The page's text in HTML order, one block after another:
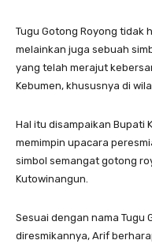
Tugu Gotong Royong tidak
melainkan juga sebuah
yang telah merajut
Kebumen, khususnya di
Hal itu disampaikan Bupati
memimpin upacara
simbol semangat gotong
Kutowinangun.
Sesuai dengan nama Tugu
diresmikannya, Arif